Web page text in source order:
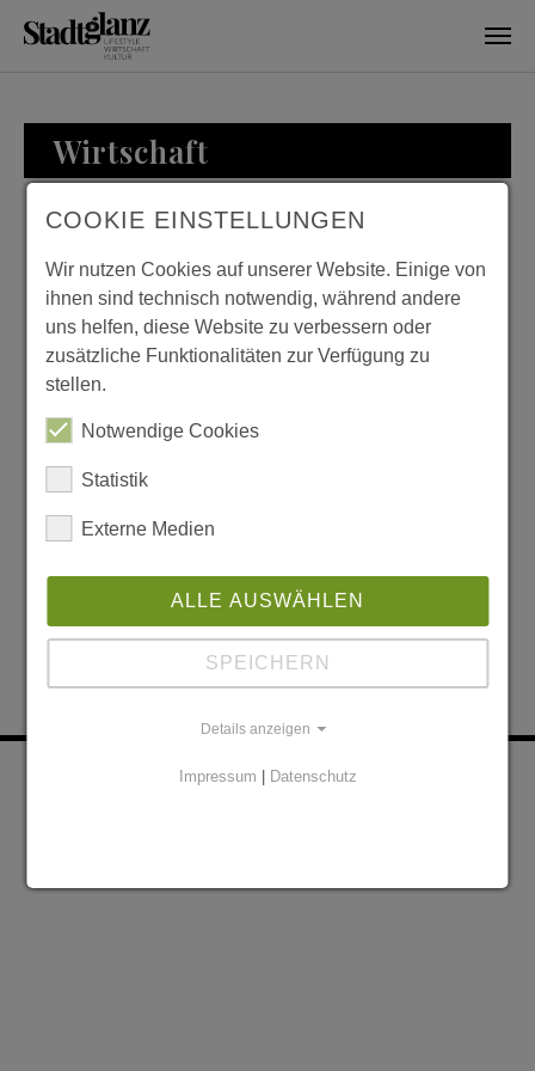
Wirtschaft
WIRTSCHAFT
KURTH MANUFAKTUR
FÜR WOHNKULTUR
KONTAKT
COOKIE EINSTELLUNGEN
Wir nutzen Cookies auf unserer Website. Einige von
ihnen sind technisch notwendig, während andere
uns helfen, diese Website zu verbessern oder
zusätzliche Funktionalitäten zur Verfügung zu
stellen.
Notwendige Cookies
Statistik
Externe Medien
ALLE AUSWÄHLEN
SPEICHERN
Details anzeigen
Impressum Datenschutz